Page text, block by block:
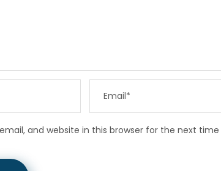
and website in this browser for the next